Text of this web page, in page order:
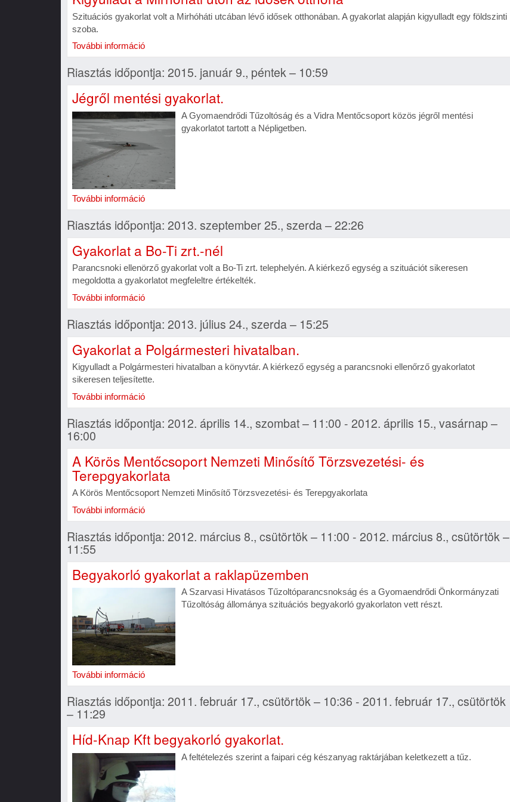
Szituációs gyakorlat volt a Mirhóháti utcában lévő idősek otthonában. A gyakorlat alapján kigyulladt egy földszinti
szoba.
További információ
Riasztás időpontja: 2015. január 9., péntek – 10:59
Jégről mentési gyakorlat.
A Gyomaendrődi Tűzoltóság és a Vidra Mentőcsoport közös jégről mentési
gyakorlatot tartott a Népligetben.
További információ
Riasztás időpontja: 2013. szeptember 25., szerda – 22:26
Gyakorlat a Bo-Ti zrt.-nél
Parancsnoki ellenörző gyakorlat volt a Bo-Ti zrt. telephelyén. A kiérkező egység a szituációt sikeresen
megoldotta a gyakorlatot megfeleltre értékelték.
További információ
Riasztás időpontja: 2013. július 24., szerda – 15:25
Gyakorlat a Polgármesteri hivatalban.
Kigyulladt a Polgármesteri hivatalban a könyvtár. A kiérkező egység a parancsnoki ellenőrző gyakorlatot
sikeresen teljesítette.
További információ
Riasztás időpontja: 2012. április 14., szombat – 11:00 - 2012. április 15., vasárnap –
16:00
A Körös Mentőcsoport Nemzeti Minősítő Törzsvezetési- és
Terepgyakorlata
A Körös Mentőcsoport Nemzeti Minősítő Törzsvezetési- és Terepgyakorlata
További információ
Riasztás időpontja: 2012. március 8., csütörtök – 11:00 - 2012. március 8., csütörtök –
11:55
Begyakorló gyakorlat a raklapüzemben
A Szarvasi Hivatásos Tűzoltóparancsnokság és a Gyomaendrődi Önkormányzati
Tűzoltóság állománya szituációs begyakorló gyakorlaton vett részt.
További információ
Riasztás időpontja: 2011. február 17., csütörtök – 10:36 - 2011. február 17., csütörtök
– 11:29
Híd-Knap Kft begyakorló gyakorlat.
A feltételezés szerint a faipari cég készanyag raktárjában keletkezett a tűz.